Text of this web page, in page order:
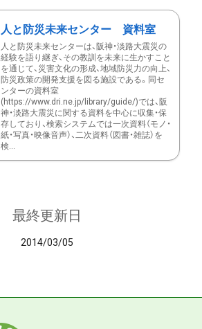
人と防災未来センター 資料室
人と防災未来センターは、阪神・淡路大震災の
経験を語り継ぎ、その教訓を未来に生かすこと
を通じて、災害文化の形成、地域防災力の向上、
防災政策の開発支援を図る施設である。同セ
ンターの資料室
(https://www.dri.ne.jp/library/guide/)では、阪
神・淡路大震災に関する資料を中心に収集・保
存しており、検索システムでは一次資料（モノ・
紙・写真・映像音声）、二次資料（図書・雑誌）を
検...
最終更新日
2014/03/05